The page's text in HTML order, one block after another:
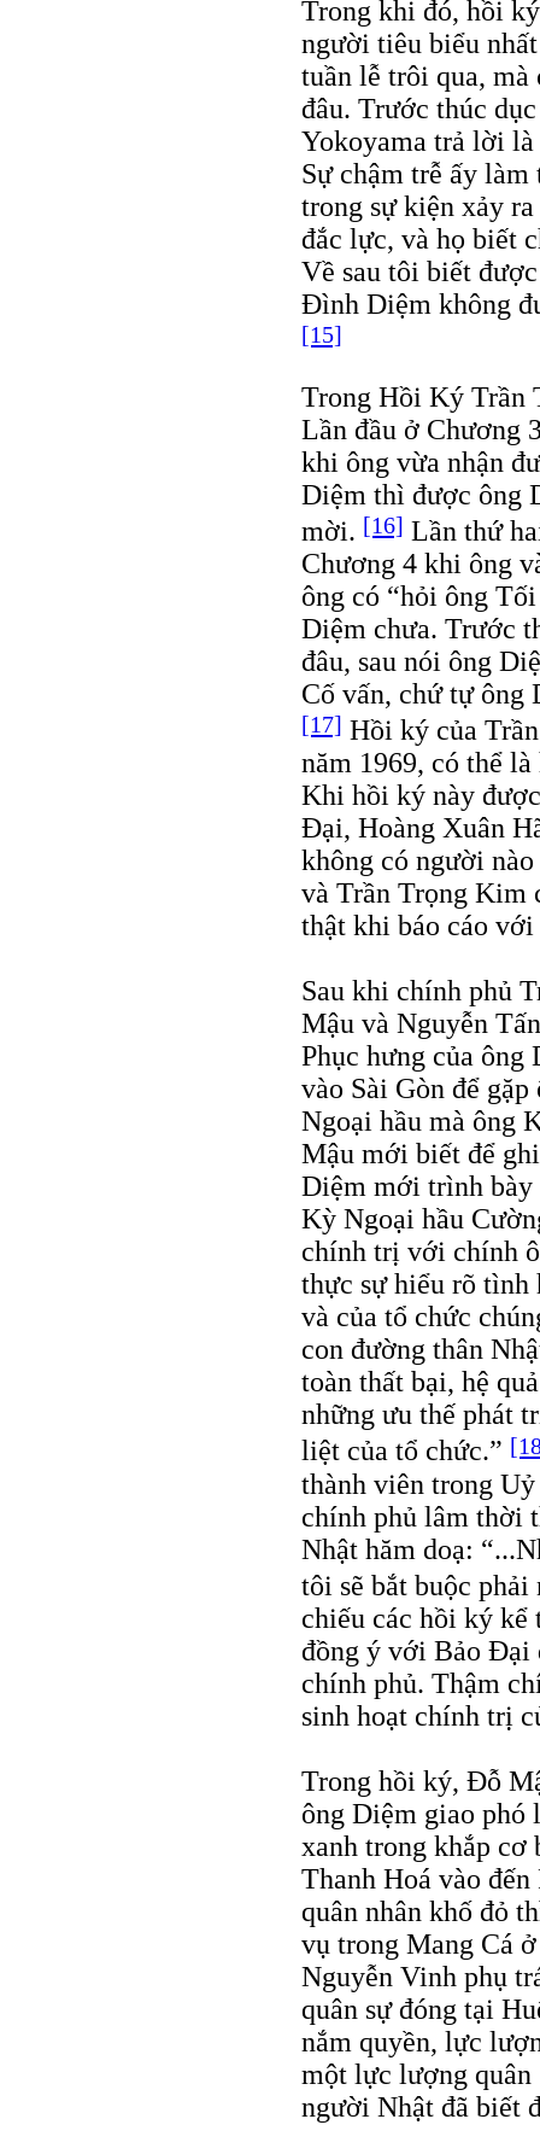
Trong khi đó, hồi
người tiêu biểu
tuần lễ trôi qua,
đâu. Trước thúc
Yokoyama trả lời
Sự chậm trễ ấy
trong sự kiện xảy
đắc lực, và họ biết
Về sau tôi biết
Đình Diệm không
[15]
Trong Hồi Ký Trần
Lần đầu ở Chương
khi ông vừa nhận
Diệm thì được ông
mời. [16] Lần thứ
Chương 4 khi ông
ông có “hỏi ông
Diệm chưa. Trước
đâu, sau nói ông
Cố vấn, chứ tự ông
[17] Hồi ký của
năm 1969, có thể
Khi hồi ký này
Đại, Hoàng Xuân
không có người
và Trần Trọng Kim
thật khi báo cáo
Sau khi chính phủ
Mậu và Nguyễn
Phục hưng của
vào Sài Gòn để
Ngoại hầu mà ông
Mậu mới biết để
Diệm mới trình bày
Kỳ Ngoại hầu
chính trị với chính
thực sự hiểu rõ tình
và của tổ chức
con đường thân
toàn thất bại, hệ
những ưu thế phát
liệt của tổ chức.”
thành viên trong
chính phủ lâm thời
Nhật hăm doạ:
tôi sẽ bắt buộc
chiếu các hồi ký kể
đồng ý với Bảo Đại
chính phủ. Thậm
sinh hoạt chính trị
Trong hồi ký, Đỗ
ông Diệm giao phó
xanh trong khắp cơ
Thanh Hoá vào
quân nhân khố đỏ
vụ trong Mang Cá
Nguyễn Vinh phụ
quân sự đóng tại
nắm quyền, lực
một lực lượng quân
người Nhật đã biết